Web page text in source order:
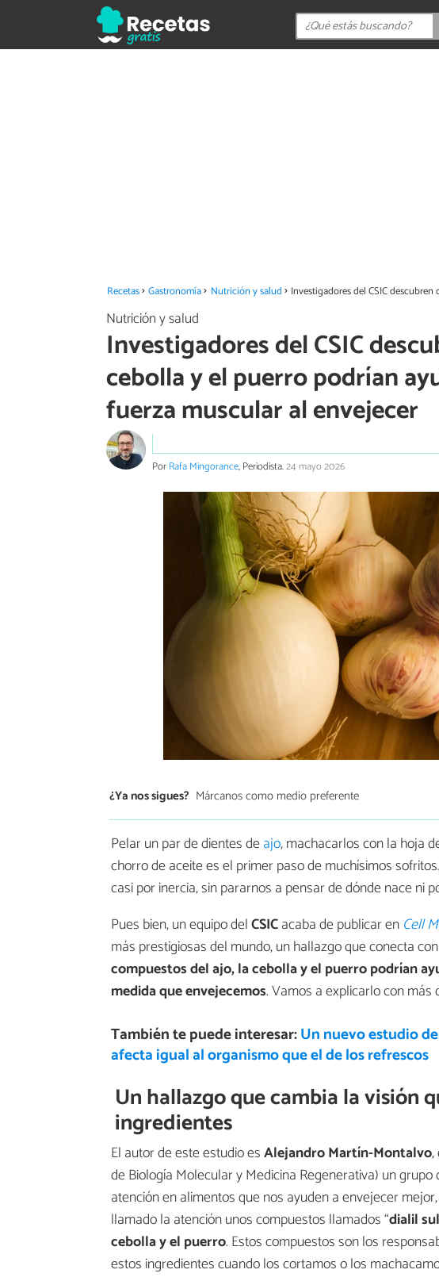
Recetas Gastronomía Nutrición y salud Investigadores del CSIC
Nutrición y salud
Investigadores del CSIC
cebolla y el puerro podrían
fuerza muscular al envejecer
PorRafa Mingorance, Periodista.24 mayo 2026
¿Ya nos sigues? Márcanos como medio preferente
Pelar un par de dientes deajo, machacarlos con la hoja
chorro de aceite es el primer paso de muchísimos
casi por inercia, sin pararnos a pensar de dónde nace ni
Pues bien, un equipo delCSICacaba de publicar en Cell
más prestigiosas del mundo, un hallazgo que conecta
compuestos del ajo, la cebolla y el puerro podrían
medida que envejecemos. Vamos a explicarlo con más
También te puede interesar:Un nuevo estudio
afecta igual al organismo que el de los refrescos
Un hallazgo que cambia la visión
ingredientes
El autor de este estudio esAlejandro Martín-Montalvo,
de Biología Molecular y Medicina Regenerativa) un
atención en alimentos que nos ayuden a envejecer
llamado la atención unos compuestos llamados “dialil
cebolla y el puerro. Estos compuestos son los
estos ingredientes cuando los cortamos o los